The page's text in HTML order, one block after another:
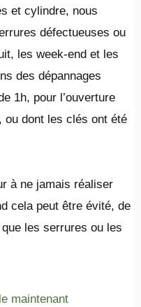
et cylindre, nous
défectueuses ou
les week-end et les
des dépannages
1h, pour l’ouverture
ou dont les clés ont été
à ne jamais réaliser
cela peut être évité, de
les serrures ou les
maintenant